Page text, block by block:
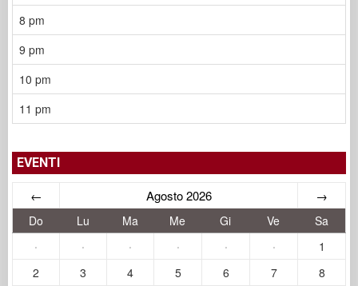
8 pm
9 pm
10 pm
11 pm
EVENTI
← Agosto 2026 →
Do Lu Ma Me Gi Ve
Sa
·
· · · · ·
1
2
3 4 5 6 7 8